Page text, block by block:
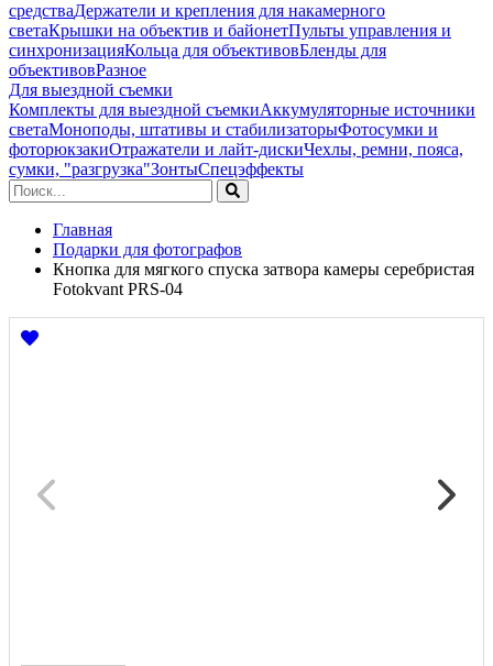
средстваДержатели и крепления для накамерного
светаКрышки на объектив и байонетПульты управления и
синхронизацияКольца для объективовБленды для
объективовРазное
Для выездной съемки
Комплекты для выездной съемкиАккумуляторные источники
светаМоноподы, штативы и стабилизаторыФотосумки и
фоторюкзакиОтражатели и лайт-дискиЧехлы, ремни, пояса,
сумки, "разгрузка"ЗонтыСпецэффекты
Главная
Подарки для фотографов
Кнопка для мягкого спуска затвора камеры серебристая
Fotokvant PRS-04